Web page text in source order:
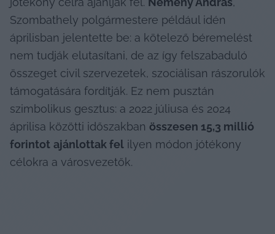
Szombathely polgármestere például idén
áprilisban jelentette be: a kötelező béremelést
nem tudják elutasítani, de az így felszabaduló
összeget civil szervezetek, szociálisan rászorulók
támogatására fordítják. Ez nem pusztán
szimbolikus gesztus: a 2022 júliusa és 2024
áprilisa közötti időszakban összesen 15,3 millió
forintot ajánlottak fel ilyen módon jótékony
célokra a városvezetők.